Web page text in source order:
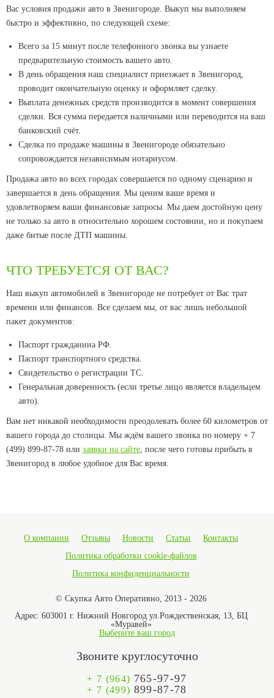
Вас условия продажи авто в Звенигороде. Выкуп мы выполняем
быстро и эффективно, по следующей схеме:
Всего за 15 минут после телефонного звонка вы узнаете
предварительную стоимость вашего авто.
В день обращения наш специалист приезжает в Звенигород,
проводит окончательную оценку и оформляет сделку.
Выплата денежных средств производится в момент совершения
сделки. Вся сумма передается наличными или переводится на ваш
банковский счёт.
Сделка по продаже машины в Звенигороде обязательно
сопровождается независимым нотариусом.
Продажа авто во всех городах совершается по одному сценарию и
завершается в день обращения. Мы ценим ваше время и
удовлетворяем ваши финансовые запросы. Мы даем достойную цену
не только за авто в относительно хорошем состоянии, но и покупаем
даже битые после ДТП машины.
ЧТО ТРЕБУЕТСЯ ОТ ВАС?
Наш выкуп автомобилей в Звенигороде не потребует от Вас трат
времени или финансов. Все сделаем мы, от вас лишь небольшой
пакет документов:
Паспорт гражданина РФ.
Паспорт транспортного средства.
Свидетельство о регистрации ТС.
Генеральная доверенность (если третье лицо является владельцем
авто).
Вам нет никакой необходимости преодолевать более 60 километров от
вашего города до столицы. Мы ждём вашего звонка по номеру + 7
(499) 899-87-78 или заявки на сайте, после чего готовы прибыть в
Звенигород в любое удобное для Вас время.
О компании Отзывы Новости Статьи
Контакты
Политика обработки cookie-файлов
Политика конфиденциальности
© Скупка Авто Оперативно, 2013 - 2026
Адрес: 603001 г. Нижний Новгород ул.Рождественская, 13, БЦ
«Муравей»
Выберите ваш город
Звоните круглосуточно
+ 7 (964) 765-97-97
+ 7 (499) 899-87-78